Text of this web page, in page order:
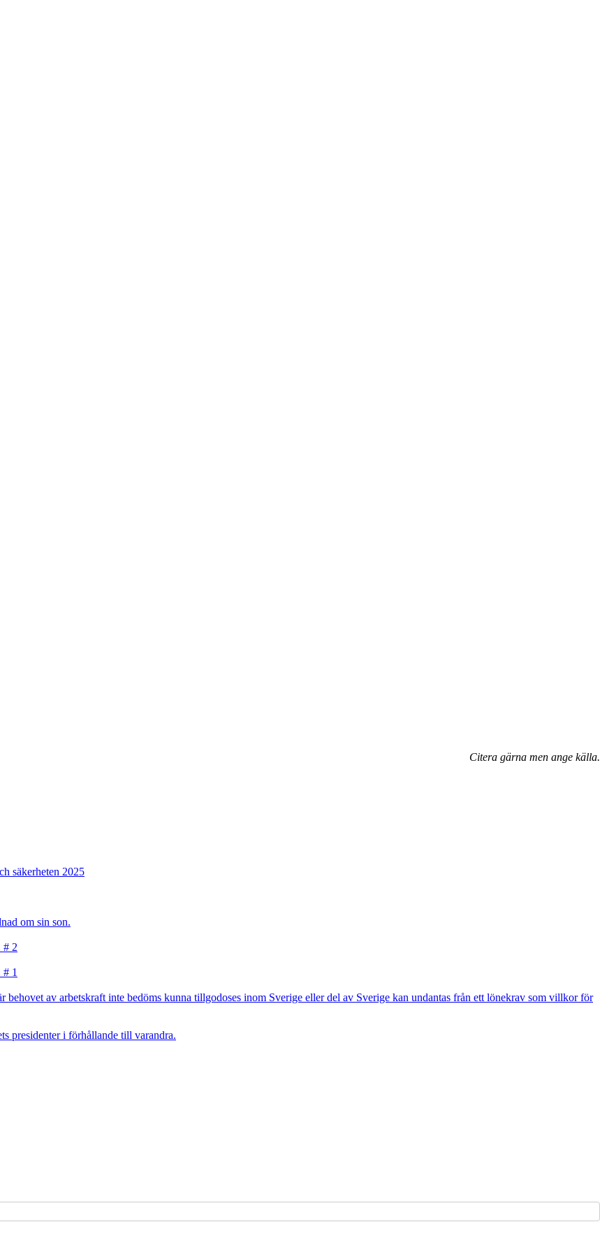
Citera gärna men ange källa.
säkerheten 2025
om sin son.
# 2
1
av arbetskraft inte bedöms kunna tillgodoses inom Sverige eller del av Sverige kan undantas från ett lönekrav som villkor för
presidenter i förhållande till varandra.